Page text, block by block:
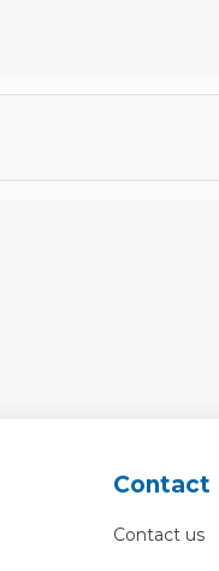
Contact
Contact us